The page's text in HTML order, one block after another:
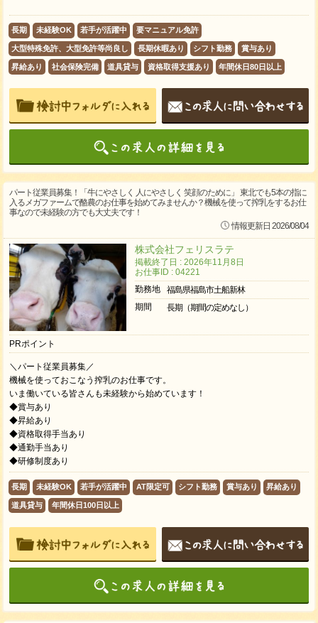
長期 未経験OK 若手が活躍中 要マニュアル免許
大型特殊免許、大型免許等尚良し 長期休暇あり シフト勤務 賞与あり
昇給あり 社会保険完備 道具貸与 資格取得支援あり 年間休日80日以上
パート従業員募集！「牛にやさしく 人にやさしく 笑顔のために」 東北でも5本の指に
入るメガファームで酪農のお仕事を始めてみませんか？機械を使って搾乳をするお仕
事なので未経験の方でも大丈夫です！
情報更新日 2026/08/04
株式会社フェリスラテ
掲載終了日 : 2026年11月8日
お仕事ID : 04221
勤務地
福島県福島市土船新林
期間
長期（期間の定めなし）
PRポイント
＼パート従業員募集／
機械を使っておこなう搾乳のお仕事です。
いま働いている皆さんも未経験から始めています！
◆賞与あり
◆昇給あり
◆資格取得手当あり
◆通勤手当あり
◆研修制度あり
長期 未経験OK 若手が活躍中 AT限定可 シフト勤務 賞与あり 昇給あり
道具貸与 年間休日100日以上